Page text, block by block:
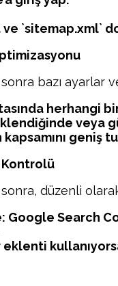
`sitemap.xml`
bazı ayarlar
herhangi
veya
kapsamını
Kontrolü
düzenli
Google Search
eklenti